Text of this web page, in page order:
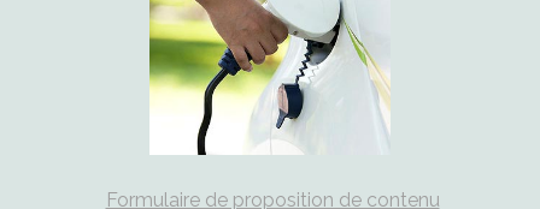
Formulaire de proposition de contenu